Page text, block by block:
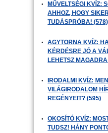
MŰVELTSÉGI KVÍZ:
AHHOZ, HOGY
TUDÁSPRÓBA! (578)
AGYTORNA KVÍZ:
KÉRDÉSRE JÓ A
LEHETSZ
IRODALMI KVÍZ:
VILÁGIRODALOM
REGÉNYEIT? (595)
OKOSÍTÓ KVÍZ:
TUDSZ! HÁNY